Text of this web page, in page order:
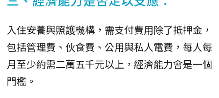
入住安養與照護機構，需支付費用除了抵押金，
包括管理費、伙食費、公用與私人電費，每人每
月至少約需二萬五千元以上，經濟能力會是一個
門檻。